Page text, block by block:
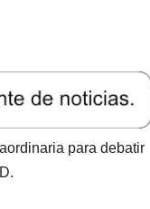
para debatir